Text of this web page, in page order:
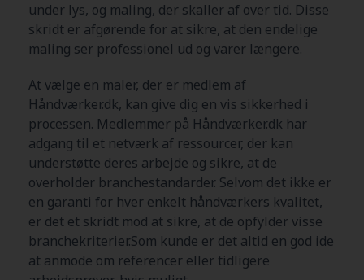
under lys, og maling, der skaller af over tid. Disse
skridt er afgørende for at sikre, at den endelige
maling ser professionel ud og varer længere.
At vælge en maler, der er medlem af
Håndværker.dk, kan give dig en vis sikkerhed i
processen. Medlemmer på Håndværker.dk har
adgang til et netværk af ressourcer, der kan
understøtte deres arbejde og sikre, at de
overholder branchestandarder. Selvom det ikke er
en garanti for hver enkelt håndværkers kvalitet,
er det et skridt mod at sikre, at de opfylder visse
branchekriterier.Som kunde er det altid en god ide
at anmode om referencer eller tidligere